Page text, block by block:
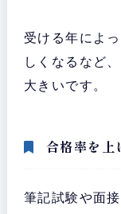
受ける年によ
しくなるなど
大きいです。
合格率を上
筆記試験や面